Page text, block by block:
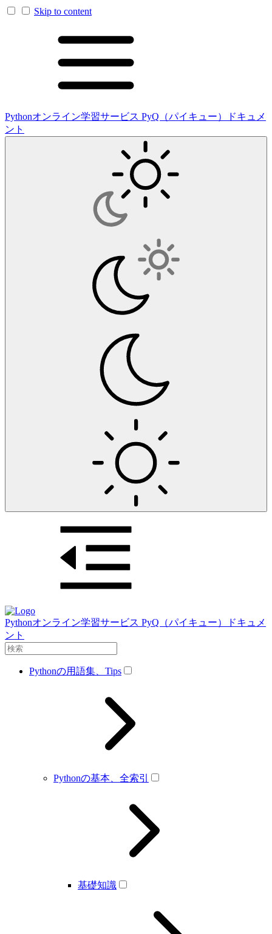
Skip to content
Pythonオンライン学習サービス PyQ（パイキュー）ドキュメ
ント
Pythonオンライン学習サービス PyQ（パイキュー）ドキュメ
ント
Pythonの用語集、Tips
Pythonの基本、全索引
基礎知識